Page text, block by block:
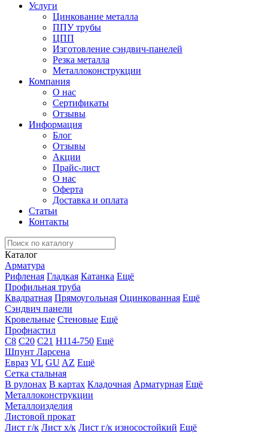
Услуги
Цинкование металла
ППУ трубы
ЦПП
Изготовление сэндвич-панелей
Резка металла
Металлоконструкции
Компания
О нас
Сертификаты
Отзывы
Информация
Блог
Отзывы
Акции
Прайс-лист
О нас
Оферта
Доставка и оплата
Статьи
Контакты
Каталог
Арматура
Рифленая Гладкая Катанка Ещё
Профильная труба
Квадратная Прямоугольная Оцинкованная Ещё
Сэндвич панели
Кровельные Стеновые Ещё
Профнастил
С8 С20 С21 Н114-750 Ещё
Шпунт Ларсена
Евраз VL GU AZ Ещё
Сетка стальная
В рулонах В картах Кладочная Арматурная Ещё
Металлоконструкции
Металлоизделия
Листовой прокат
Лист г/к Лист х/к Лист г/к износостойкий Ещё